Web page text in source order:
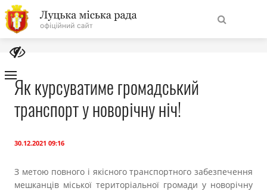
На
головну
НавігаціяПро місто
Міська рада
Як курсуватиме громадський
транспорт у новорічну ніч!
30.12.2021 09:16
З метою повного і якісного транспортного забезпечення
мешканців міської територіальної громади у новорічну